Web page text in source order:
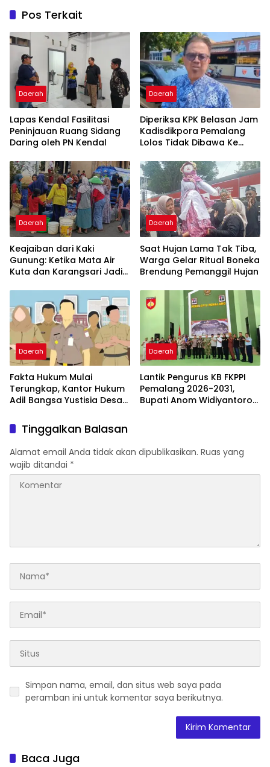
Pos Terkait
Daerah
Lapas Kendal Fasilitasi
Peninjauan Ruang Sidang
Daring oleh PN Kendal
Daerah
Diperiksa KPK Belasan Jam
Kadisdikpora Pemalang
Lolos Tidak Dibawa Ke
Daerah
Keajaiban dari Kaki
Gunung: Ketika Mata Air
Kuta dan Karangsari Jadi
Pemalang
Daerah
Saat Hujan Lama Tak Tiba,
Warga Gelar Ritual Boneka
Brendung Pemanggil Hujan
Daerah
Fakta Hukum Mulai
Terungkap, Kantor Hukum
Adil Bangsa Yustisia Desak
dan Dalami Mantan
Walikota Metro
Daerah
Lantik Pengurus KB FKPPI
Pemalang 2026-2031,
Bupati Anom Widiyantoro
Tinggalkan Balasan
Alamat email Anda tidak akan dipublikasikan. Ruas yang
wajib ditandai *
Simpan nama, email, dan situs web saya pada
peramban ini untuk komentar saya berikutnya.
Baca Juga